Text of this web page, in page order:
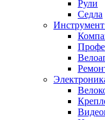
Рули
Седла